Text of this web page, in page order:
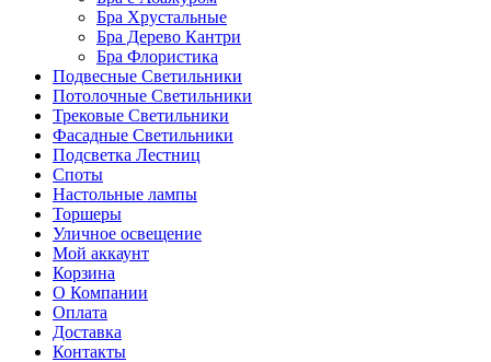
Бра Хрустальные
Бра Дерево Кантри
Бра Флористика
Подвесные Светильники
Потолочные Светильники
Трековые Светильники
Фасадные Светильники
Подсветка Лестниц
Споты
Настольные лампы
Торшеры
Уличное освещение
Мой аккаунт
Корзина
О Компании
Оплата
Доставка
Контакты